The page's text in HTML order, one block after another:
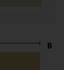
B